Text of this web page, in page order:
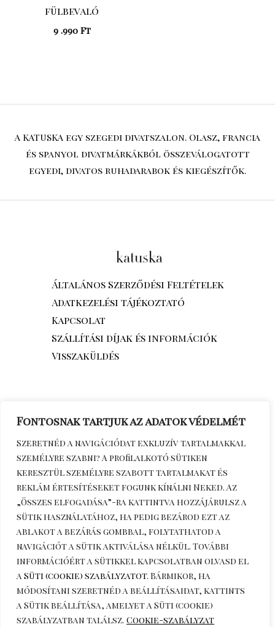
Fontosnak tartjuk az adatok védelmét
Szeretnéd a navigációdat exkluzív tartalmakkal
személyre szabni? A profilalkotó sütiken
keresztül személyre szabott tartalmakat és
reklám értesítéseket fogunk kínálni Neked. Az
„Összes elfogadása”-ra kattintva hozzájárulsz a
sütik használatához, ha pedig bezárod ezt az
ablakot a bezárás gombbal, folytathatod a
navigációt a sütik aktiválása nélkül. További
információért a sütikkel kapcsolatban olvasd el
a Süti (cookie) szabályzatot. Bármikor, ha
módosítani szeretnéd a beállításaidat, kattints
a Sütik beállítása, amelyet a Süti (cookie)
szabályzatban találsz. Cookie-szabályzat
fülbevaló
9 .990 Ft
A KATUSKA egy szegedi divatszalon. Olasz, francia
és spanyol divatmárkákból összeválogatott
egyedi, divatos ruhadarabok és kiegészítők.
Általános Szerződési Feltételek
Adatkezelési tájékoztató
Kapcsolat
Szállítási díjak és információk
Visszaküldés
Érdeklődöm telefonon+36306270964